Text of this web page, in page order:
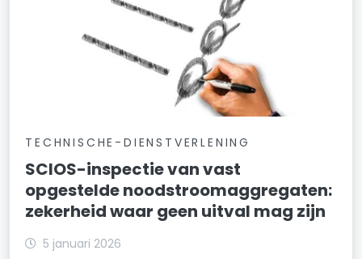
TECHNISCHE-DIENSTVERLENING
SCIOS-inspectie van vast
opgestelde noodstroomaggregaten:
zekerheid waar geen uitval mag zijn
5 januari 2026